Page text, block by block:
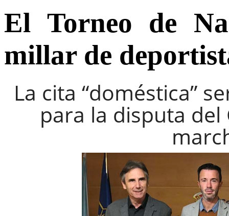
El Torneo de
millar de
La cita “doméstica”
para la disputa del